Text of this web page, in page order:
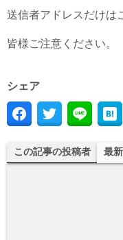
送信者アドレスだけは
皆様ご注意ください。
シェア
この記事の投稿者 最